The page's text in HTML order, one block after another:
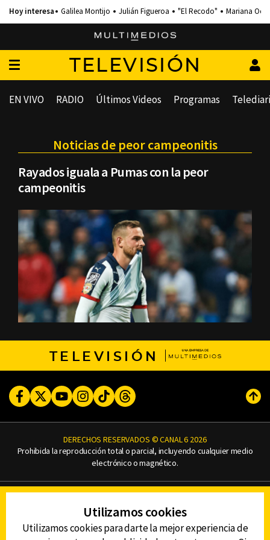
Galilea Montijo Julián Figueroa "El Recodo" Mariana
TELEVISIÓN
EN VIVO RADIO Últimos Videos Programas
Noticias de peor campeonitis
Rayados iguala a Pumas con la peor
campeonitis
TELEVISIÓN
FacebookTwitterYoutubeInstagram
TikTokThreads
DERECHOS RESERVADOS © CANAL 6 2026
Prohibida la reproducción total o parcial, incluyendo cualquier medio
electrónico o magnético.
AVISO DE PRIVACIDAD
DEFENSORÍA DE LAS AUDIENCIAS
Utilizamos cookies
Utilizamos cookies para darte la mejor experiencia de